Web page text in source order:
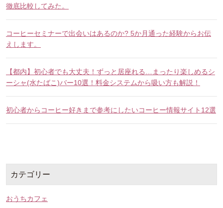
徹底比較してみた。
コーヒーセミナーで出会いはあるのか? 5か月通った経験からお伝
えします。
【都内】初心者でも大丈夫！ずっと居座れる…まったり楽しめるシ
ーシャ(水たばこ)バー10選！料金システムから吸い方も解説！
初心者からコーヒー好きまで参考にしたいコーヒー情報サイト12選
カテゴリー
おうちカフェ